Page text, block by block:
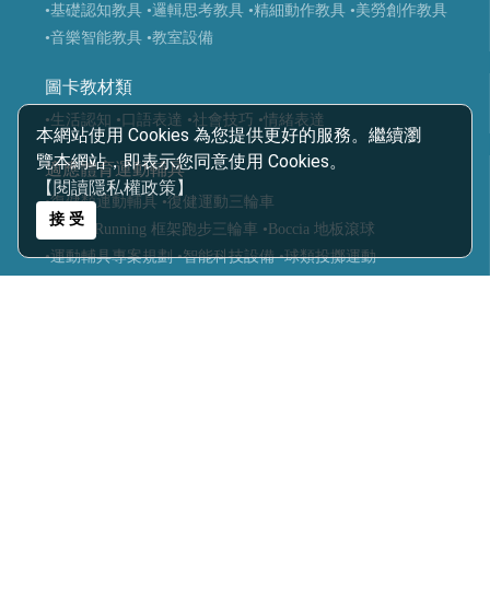
本網站使用 Cookies 為您提供更好的服務。繼續瀏
覽本網站，即表示您同意使用 Cookies。
【閱讀隱私權政策】
接 受
•基礎認知教具 •邏輯思考教具 •精細動作教具 •美勞創作教具
•音樂智能教具 •教室設備
圖卡教材類
•生活認知 •口語表達 •社會技巧 •情緒表達
適應體育運動輔具
•復健類運動輔具 •復健運動三輪車
•Frame Running 框架跑步三輪車 •Boccia 地板滾球
•運動輔具專案規劃 •智能科技設備 •球類投擲運動